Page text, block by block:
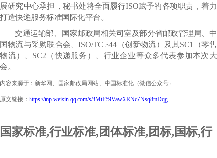
展研究中心承担，秘书处将全面履行ISO赋予的各项职责，着力
打造快递服务标准国际化平台。
交通运输部、国家邮政局相关司室及部分省邮政管理局、中
国物流与采购联合会、ISO/TC 344（创新物流）及其SC1（零售
物流）、SC2（快递服务）、行业企业等众多代表参加本次大
会。
内容来源于：新华网、国家邮政局网站、中国标准化（微信公众号）
原文链接： https://mp.weixin.qq.com/s/8MtF59VawXRNcZNsq8mDqg
国家标准,行业标准,团体标准,团标,国标,行